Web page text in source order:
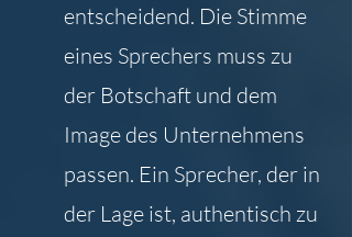
entscheidend. Die Stimme
eines Sprechers muss zu
der Botschaft und dem
Image des Unternehmens
passen. Ein Sprecher, der in
der Lage ist, authentisch zu